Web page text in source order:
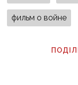
фильм о войне